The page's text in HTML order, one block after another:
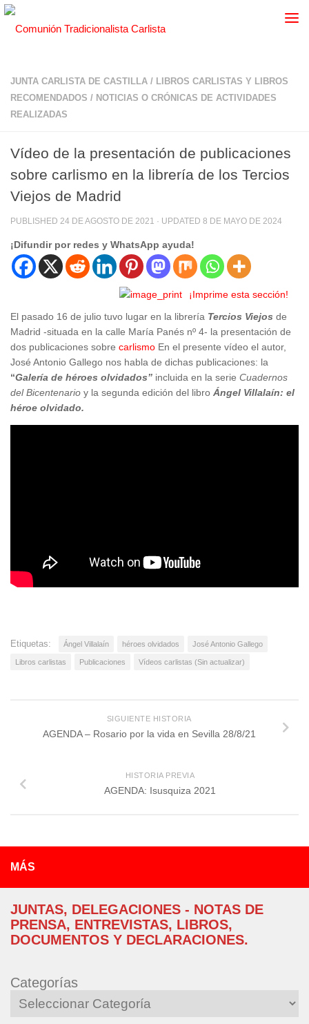
JUNTA CARLISTA DE CASTILLA / LIBROS CARLISTAS Y LIBROS
RECOMENDADOS / NOTICIAS O CRÓNICAS DE ACTIVIDADES
REALIZADAS
Vídeo de la presentación de publicaciones
sobre carlismo en la librería de los Tercios
Viejos de Madrid
PUBLISHED 24 DE AGOSTO DE 2021 · UPDATED 8 DE MAYO DE 2024
¡Difundir por redes y WhatsApp ayuda!
¡Imprime esta sección!
El pasado 16 de julio tuvo lugar en la librería Tercios Viejos de
Madrid -situada en la calle María Panés nº 4- la presentación de
dos publicaciones sobre carlismo En el presente vídeo el autor,
José Antonio Gallego nos habla de dichas publicaciones: la
“Galería de héroes olvidados” incluida en la serie Cuadernos
del Bicentenario y la segunda edición del libro Ángel Villalaín: el
héroe olvidado.
Etiquetas: Ángel Villalaín héroes olvidados José Antonio Gallego
Libros carlistas Publicaciones Vídeos carlistas (Sin actualizar)
SIGUIENTE HISTORIA
AGENDA – Rosario por la vida en Sevilla 28/8/21
HISTORIA PREVIA
AGENDA: Isusquiza 2021
MÁS
JUNTAS, DELEGACIONES - NOTAS DE
PRENSA, ENTREVISTAS, LIBROS,
DOCUMENTOS Y DECLARACIONES.
Categorías